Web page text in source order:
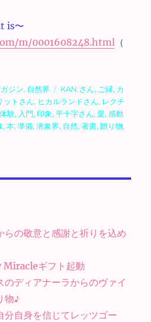
is〜
m/0001608248.html （
ジン, 自然界
タ
グ
KAN.さん, ご縁, カ
ットさん, ヒカルランドさん, レクチ
験, 入門,印象,平十字さん,愛,感動
,本,準備,潜象界, 自然,著書,贈り物,
らの敬意と感謝と祈りを込め
ギフト起動
のディアナーラからのヴァイ
物♪
分自身を信じてレッツゴー